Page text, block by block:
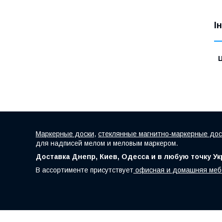
Маркерные доски, стеклянные магнитно-маркерные
для надписей мелом и меловым маркером.
Доставка Днепр, Киев, Одесса и в любую точку
В ассортименте присутствует офисная и домашняя